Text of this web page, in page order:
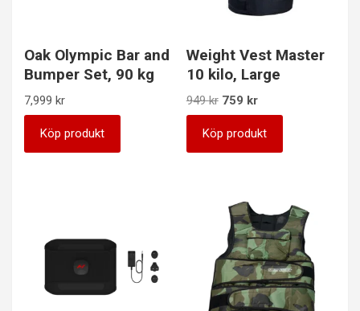
Oak Olympic Bar and
Bumper Set, 90 kg
7,999 kr
Köp produkt
Weight Vest Master
10 kilo, Large
949kr Det
ursprungliga
priset
var:
759 krDet
nuvarande
priset
är:
Köp produkt